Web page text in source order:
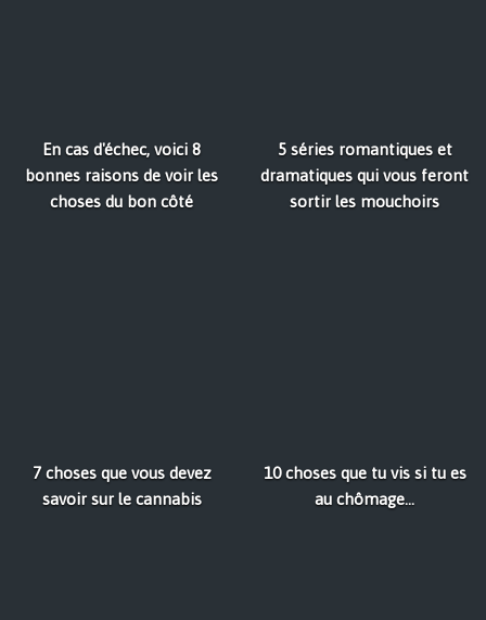
En cas d'échec, voici 8
bonnes raisons de voir les
choses du bon côté
5 séries romantiques et
dramatiques qui vous feront
sortir les mouchoirs
7 choses que vous devez
savoir sur le cannabis
10 choses que tu vis si tu es
au chômage...